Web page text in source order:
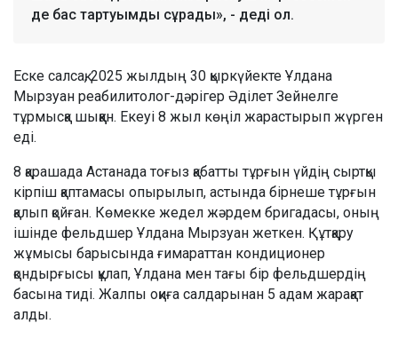
де бас тартуымды сұрады», - деді ол.
Еске салсақ, 2025 жылдың 30 қыркүйекте Ұлдана
Мырзуан реабилитолог-дәрігер Әділет Зейнелге
тұрмысқа шыққан. Екеуі 8 жыл көңіл жарастырып жүрген
еді.
8 қарашада Астанада тоғыз қабатты тұрғын үйдің сыртқы
кірпіш қаптамасы опырылып, астында бірнеше тұрғын
қалып қойған. Көмекке жедел жәрдем бригадасы, оның
ішінде фельдшер Ұлдана Мырзуан жеткен. Құтқару
жұмысы барысында ғимараттан кондиционер
қондырғысы құлап, Ұлдана мен тағы бір фельдшердің
басына тиді. Жалпы оқиға салдарынан 5 адам жарақат
алды.